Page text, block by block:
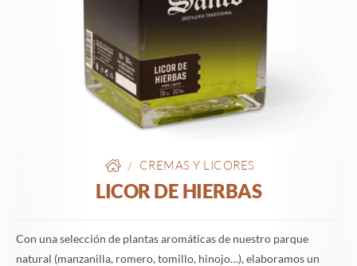
/ CREMAS Y LICORES
LICOR DE HIERBAS
Con una selección de plantas aromáticas de nuestro parque
natural (manzanilla, romero, tomillo, hinojo…), elaboramos un